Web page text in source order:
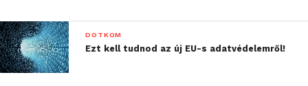
DOTKOM
Ezt kell tudnod az új EU-s adatvédelemről!